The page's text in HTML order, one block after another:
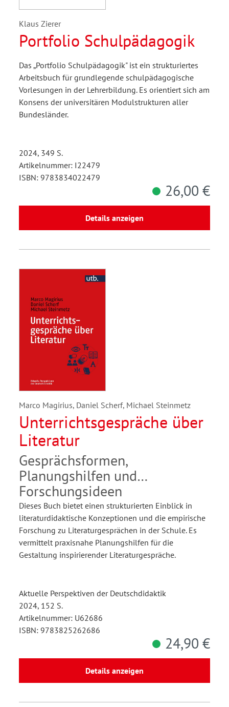
Klaus Zierer
Portfolio Schulpädagogik
Das „Portfolio Schulpädagogik" ist ein strukturiertes
Arbeitsbuch für grundlegende schulpädagogische
Vorlesungen in der Lehrerbildung. Es orientiert sich am
Konsens der universitären Modulstrukturen aller
Bundesländer.
2024, 349 S.
Artikelnummer: I22479
ISBN: 9783834022479
26,00 €
Details anzeigen
Marco Magirius, Daniel Scherf, Michael Steinmetz
Unterrichtsgespräche über
Literatur
Gesprächsformen,
Planungshilfen und
Forschungsideen
Dieses Buch bietet einen strukturierten Einblick in
literaturdidaktische Konzeptionen und die empirische
Forschung zu Literaturgesprächen in der Schule. Es
vermittelt praxisnahe Planungshilfen für die
Gestaltung inspirierender Literaturgespräche.
Aktuelle Perspektiven der Deutschdidaktik
2024, 152 S.
Artikelnummer: U62686
ISBN: 9783825262686
24,90 €
Details anzeigen